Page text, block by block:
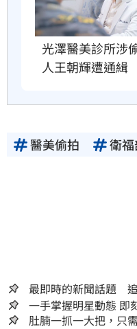
光澤醫美診所涉
人王朝輝遭通緝
醫美偷拍 衛福
最即時的新聞話題
一手
肚腩一抓一大把，只